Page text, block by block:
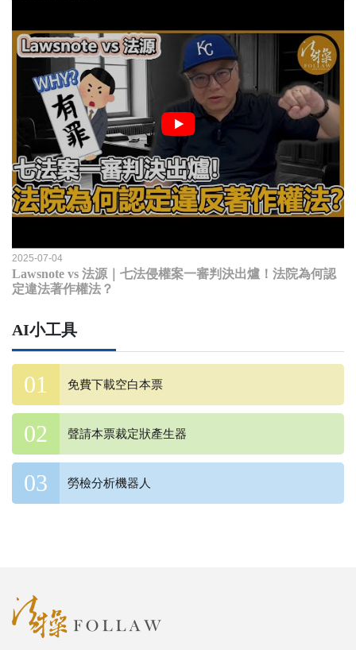
2025-07-04
Lawsnote vs 法源｜七法侵權案一審判決出爐！法院為何認
定違法著作權法？
AI小工具
免費下載空白本票
聲請本票裁定狀產生器
勞檢分析機器人